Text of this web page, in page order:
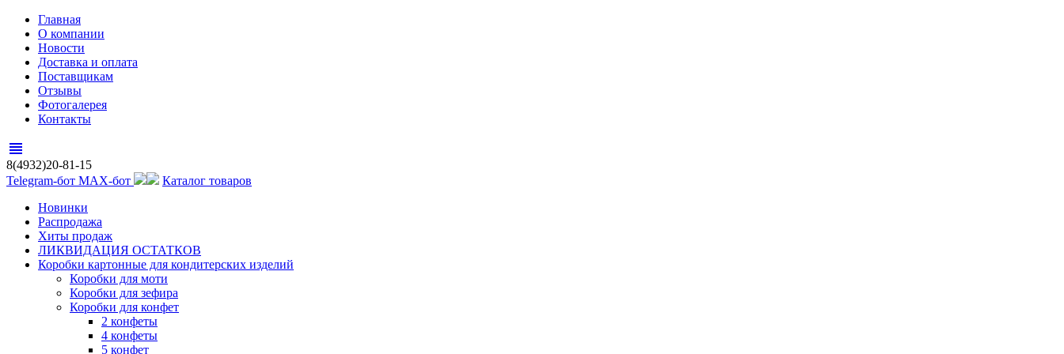
Главная
О компании
Новости
Доставка и оплата
Поставщикам
Отзывы
Фотогалерея
Контакты
view_headline
8(4932)20-81-15
Telegram-бот MAX-бот
Каталог товаров
Новинки
Распродажа
Хиты продаж
ЛИКВИДАЦИЯ ОСТАТКОВ
Коробки картонные для кондитерских изделий
Коробки для моти
Коробки для зефира
Коробки для конфет
2 конфеты
4 конфеты
5 конфет